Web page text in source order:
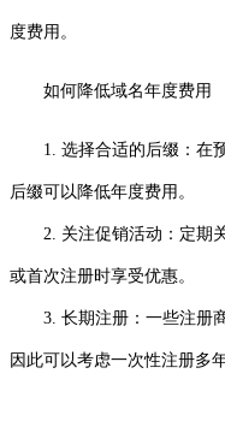
度费用。
如何降低域名年度费用
1. 选择合适的后缀：在
后缀可以降低年度费用。
2. 关注促销活动：定期关
或首次注册时享受优惠。
3. 长期注册：一些注册商
因此可以考虑一次性注册多